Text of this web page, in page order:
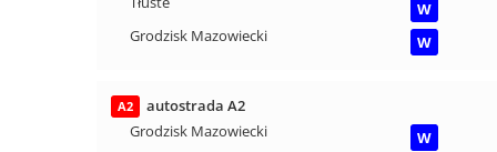
W
Grodzisk Mazowiecki
W
A2
autostrada A2
Grodzisk Mazowiecki
W